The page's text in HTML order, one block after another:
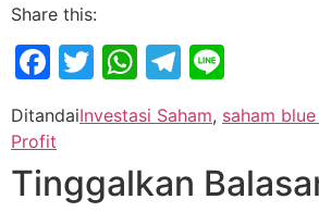
Share this:
Facebook
Twitter
WhatsApp
Telegram
DitandaiInvestasi Saham, saham
Profit
Tinggalkan